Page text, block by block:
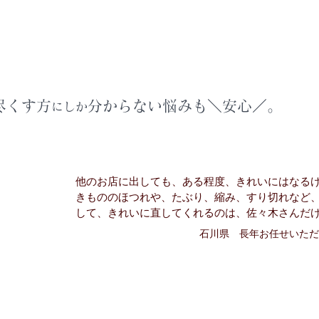
くす方にしか分からない悩みも＼安心／。
他のお店に出しても、ある程度、きれいにはなる
きもののほつれや、たぶり、縮み、​すり切れなど
して、きれいに直してくれるのは、佐々木さんだ
石川県 長年お任せいた